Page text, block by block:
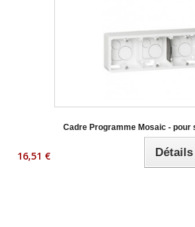
Cadre Programme Mosaic - pour
16,51 € Détails